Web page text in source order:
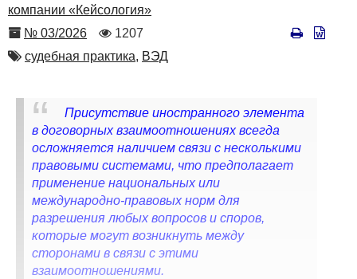
компании «Кейсология»
Номер
№ 03/2026
Количество
просмотров
1207
Автор
судебная практика, ВЭД
Присутствие иностранного элемента
в договорных взаимоотношениях всегда
осложняется наличием связи с несколькими
правовыми системами, что предполагает
применение национальных или
международно-правовых норм для
разрешения любых вопросов и споров,
которые могут возникнуть между
сторонами в связи с этими
взаимоотношениями.